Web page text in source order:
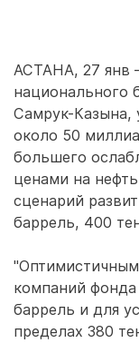
АСТАНА, 27 янв
национального
Самрук-Казына,
около 50
большего
ценами на
сценарий
баррель, 400
компаний фонда
баррель и для
пределах 380